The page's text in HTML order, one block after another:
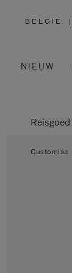
BELGIË
,
|
NIEUW
Reisgoed
Customise